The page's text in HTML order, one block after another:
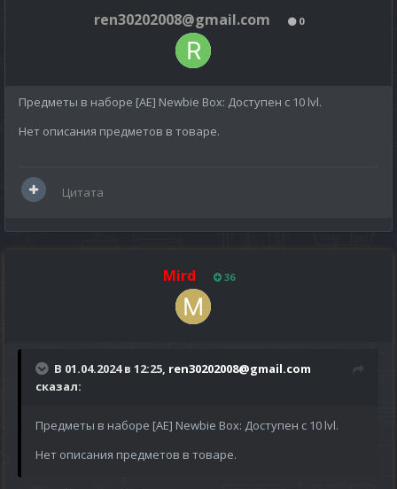
ren30202008@gmail.com 0
Предметы в наборе [AE] Newbie Box: Доступен с 10 lvl.
Нет описания предметов в товаре.
Цитата
Mird 36
В 01.04.2024 в 12:25, ren30202008@gmail.com
сказал:
Предметы в наборе [AE] Newbie Box: Доступен с 10 lvl.
Нет описания предметов в товаре.